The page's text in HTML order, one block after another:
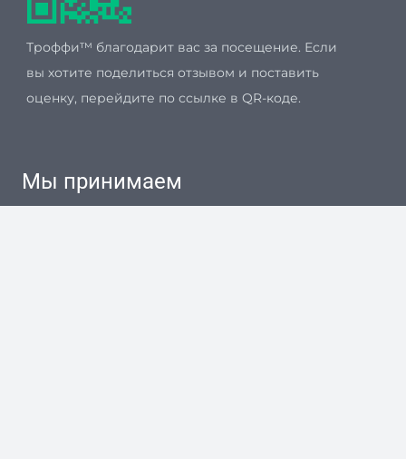
Троффи™ благодарит вас за посещение. Если
вы хотите поделиться отзывом и поставить
оценку, перейдите по ссылке в QR-коде.
Мы принимаем